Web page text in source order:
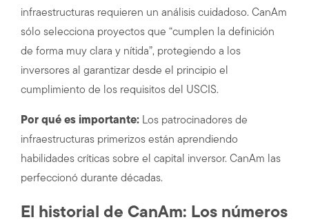
infraestructuras requieren un análisis cuidadoso. CanAm
sólo selecciona proyectos que “cumplen la definición
de forma muy clara y nítida”, protegiendo a los
inversores al garantizar desde el principio el
cumplimiento de los requisitos del USCIS.
Por qué es importante:Los patrocinadores de
infraestructuras primerizos están aprendiendo
habilidades críticas sobre el capital inversor. CanAm las
perfeccionó durante décadas.
El historial de CanAm: Los números